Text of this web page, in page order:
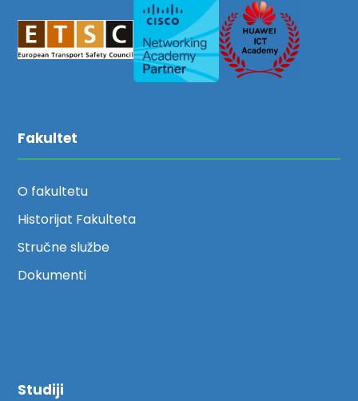
Fakultet
O fakultetu
Historijat Fakulteta
Stručne službe
Dokumenti
Studiji